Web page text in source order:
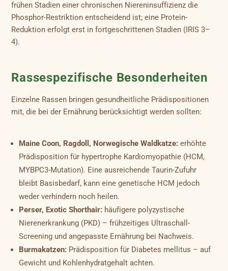
frühen Stadien einer chronischen Niereninsuffizienz die
Phosphor-Restriktion entscheidend ist; eine Protein-
Reduktion erfolgt erst in fortgeschrittenen Stadien (IRIS 3–
4).
Rassespezifische Besonderheiten
Einzelne Rassen bringen gesundheitliche Prädispositionen
mit, die bei der Ernährung berücksichtigt werden sollten:
Maine Coon, Ragdoll, Norwegische Waldkatze: erhöhte
Prädisposition für hypertrophe Kardiomyopathie (HCM,
MYBPC3-Mutation). Eine ausreichende Taurin-Zufuhr
bleibt Basisbedarf, kann eine genetische HCM jedoch
weder verhindern noch heilen.
Perser, Exotic Shorthair: häufigere polyzystische
Nierenerkrankung (PKD) – frühzeitiges Ultraschall-
Screening und angepasste Ernährung bei Nachweis.
Burmakatzen: Prädisposition für Diabetes mellitus – auf
Gewicht und Kohlenhydratgehalt achten.